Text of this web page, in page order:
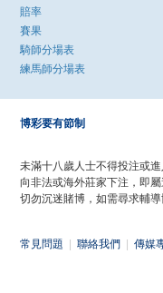
賠率
賽果
騎師分場表
練馬師分場表
博彩要有節制
未滿十八歲人士不得投注或進
向非法或海外莊家下注，即屬
切勿沉迷賭博，如需尋求輔
常見問題 聯絡我們 傳媒